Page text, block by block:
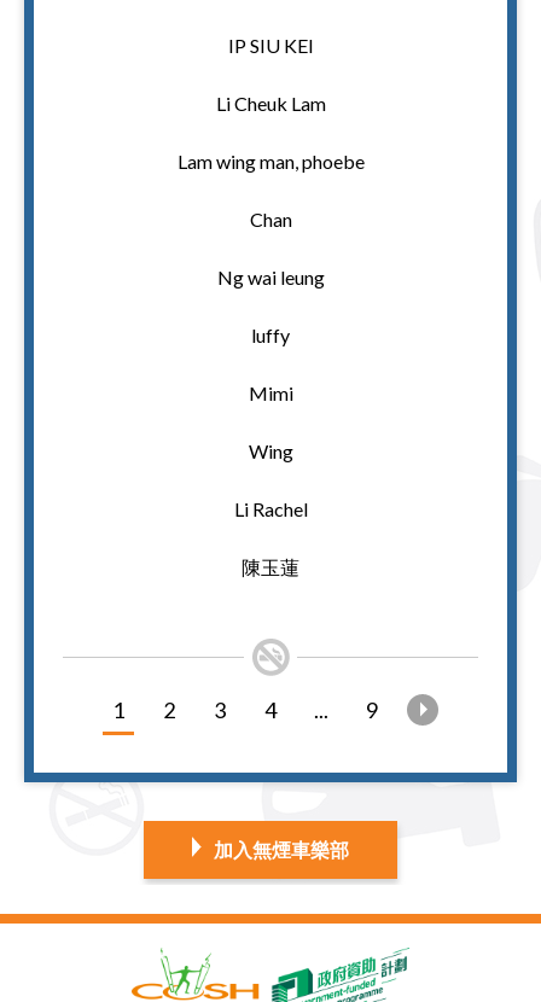
IP SIU KEI
Li Cheuk Lam
Lam wing man, phoebe
Chan
Ng wai leung
luffy
Mimi
Wing
Li Rachel
陳玉蓮
1 2 3 4 ... 9
加入無煙車樂部